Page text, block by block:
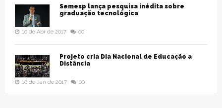
Semesp lança pesquisa inédita sobre
graduação tecnológica
10 de Abr de 2017 00
Projeto cria Dia Nacional de Educação a
Distância
10 de Jan de 2017 00